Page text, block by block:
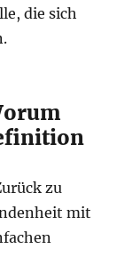
die sich
zu
mit